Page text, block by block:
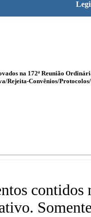
na 172ª Reunião
Rejeita-Convênios/
contidos